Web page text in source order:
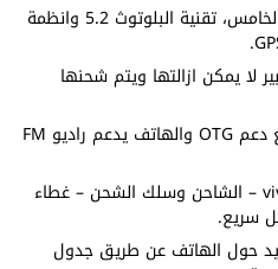
يدعم شبكات واي فاي الجيل الخامس، تقنية البلوتوث 5.2 وانظمة
6500 مللي امبير لا يمكن ازالتها ويتم شحنها
منفذ الشحن تايب سي 2.0 مع دعم OTG والهاتف يدعم راديو FM
محتويات العلبة: هاتف vivo Y04 – الشاحن وسلك الشحن – غطاء
سريع.
حول الهاتف عن طريق جدول